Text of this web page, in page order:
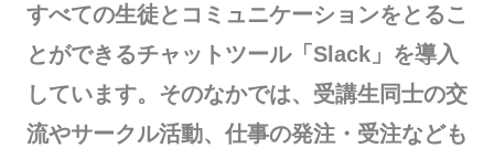
すべての生徒とコミュニケーションをとるこ
とができるチャットツール「Slack」を導入
しています。そのなかでは、受講生同士の交
流やサークル活動、仕事の発注・受注なども